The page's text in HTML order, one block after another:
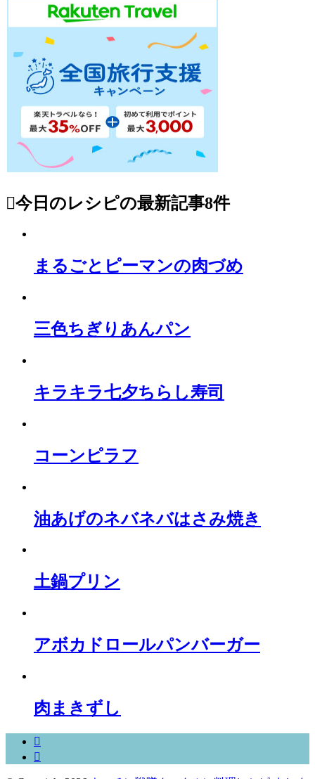
今日のレシピの最新記事8件
まるごとピーマンの肉づめ
三色ちぎりあんパン
キラキラ七夕ちらし寿司
コーンピラフ
油あげのネバネバはさみ焼き
土鍋プリン
アボカドロールパンバーガー
肉まきずし